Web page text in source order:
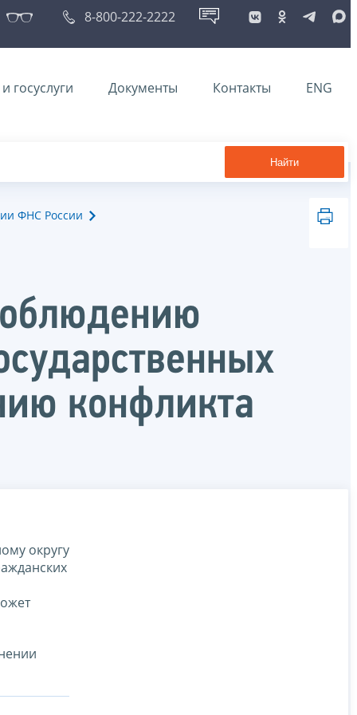
8-800-222-2222
госуслуги Документы Контакты ENG
Найти
ФНС России
конфликта
округу